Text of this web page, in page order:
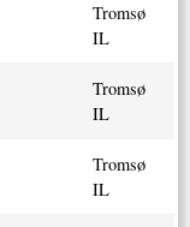
Tromsø
IL
Tromsø
IL
Tromsø
IL